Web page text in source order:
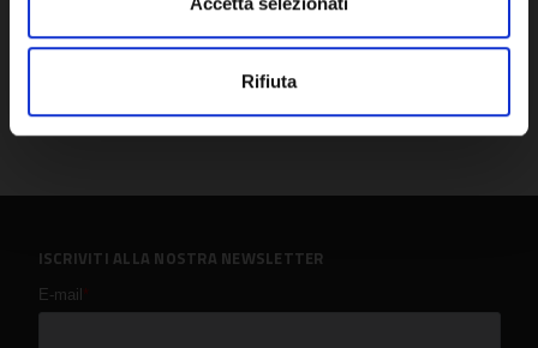
Rifiuta
ISCRIVITI ALLA NOSTRA NEWSLETTER